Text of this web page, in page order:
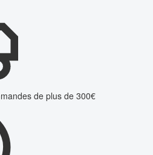
de plus de 300€